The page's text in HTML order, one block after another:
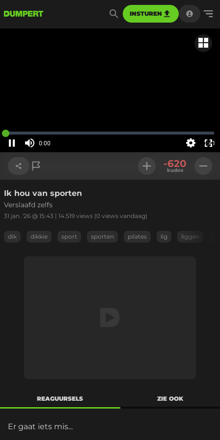
INSTUREN
uit
Huidige
tijd
0:00 1:41
Geladen:
0%
Link kopiëren
-620
kudos
Ik hou van sporten
Verslaafd zelfs
31 jan. '26 @ 15:43 | 14.519 views (0 views vandaag)
dik dikkie sport sporten pilates lig liggen
REAGUURSELS ZIE OOK
Er gaat iets mis...